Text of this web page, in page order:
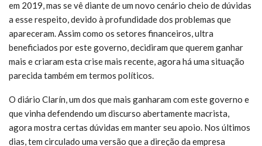
em 2019, mas se vê diante de um novo cenário cheio de dúvidas
a esse respeito, devido à profundidade dos problemas que
apareceram. Assim como os setores financeiros, ultra
beneficiados por este governo, decidiram que querem ganhar
mais e criaram esta crise mais recente, agora há uma situação
parecida também em termos políticos.
O diário Clarín, um dos que mais ganharam com este governo e
que vinha defendendo um discurso abertamente macrista,
agora mostra certas dúvidas em manter seu apoio. Nos últimos
dias, tem circulado uma versão que a direção da empresa